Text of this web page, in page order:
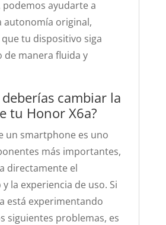
podemos ayudarte a
autonomía original,
tu dispositivo siga
de manera fluida y
cambiar la
tu Honor X6a?
un smartphone es uno
más importantes,
directamente el
la experiencia de uso. Si
está experimentando
siguientes problemas, es